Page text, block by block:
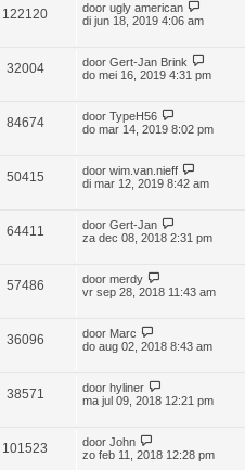
122120 door ugly american
di jun 18, 2019 4:06 am
32004 door Gert-Jan Brink
do mei 16, 2019 4:31 pm
84674 door TypeH56
do mar 14, 2019 8:02 pm
50415 door wim.van.nieff
di mar 12, 2019 8:42 am
64411 door Gert-Jan
za dec 08, 2018 2:31 pm
57486 door merdy
vr sep 28, 2018 11:43 am
36096 door Marc
do aug 02, 2018 8:43 am
38571 door hyliner
ma jul 09, 2018 12:21 pm
101523 door John
zo feb 11, 2018 12:28 pm